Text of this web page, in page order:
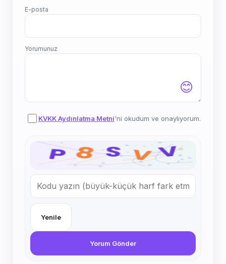
E-posta
Yorumunuz
😊
KVKK Aydınlatma Metni'ni okudum ve onaylıyorum.
Yenile
Yorum Gönder